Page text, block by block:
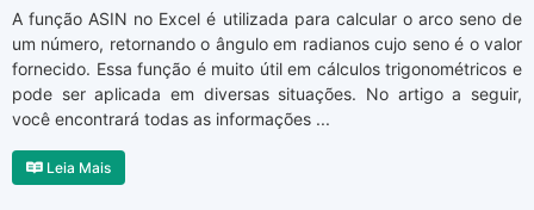
A função ASIN no Excel é utilizada para calcular o arco seno de
um número, retornando o ângulo em radianos cujo seno é o valor
fornecido. Essa função é muito útil em cálculos trigonométricos e
pode ser aplicada em diversas situações. No artigo a seguir,
você encontrará todas as informações ...
Leia Mais